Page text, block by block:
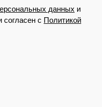
данных и
согласен с Политикой